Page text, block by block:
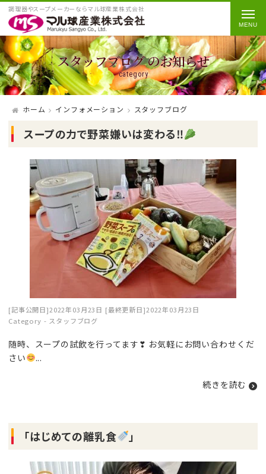
調理器やスープメーカーならマル球産業株式会社
スタッフブログ のお知らせ
category
ホーム インフォメーション スタッフブログ
スープの力で野菜嫌いは変わる‼
[記事公開日]2022年03月23日 [最終更新日]2022年03月23日
Category - スタッフブログ
随時、スープの試飲を行ってます❣ お気軽にお問い合わせくだ
さい
...
続きを読む
「はじめての離乳食 」